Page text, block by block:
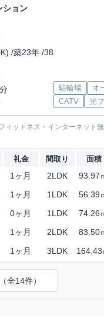
ション
/築23年 /38
駐輪場 オ
CATV
光
ットネス・インターネット
礼金 間取り 面積
1ヶ月 2LDK 93.97
1ヶ月 1LDK 56.39
0ヶ月 1LDK 74.26
1ヶ月 2LDK 83.50
1ヶ月 3LDK 164.43
全14件）